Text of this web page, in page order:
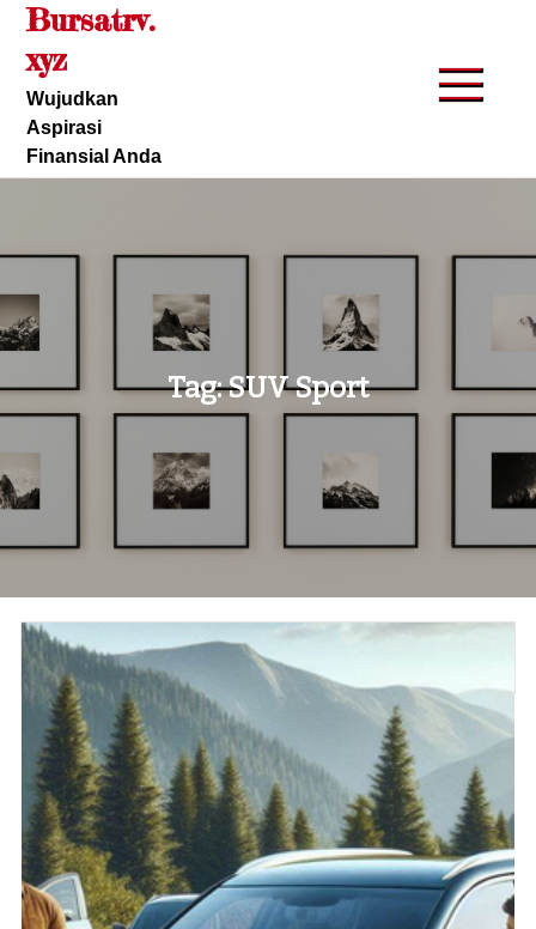
Skip
content
Bursatrv.
xyz
Wujudkan
Aspirasi
Finansial Anda
Tag:SUV Sport